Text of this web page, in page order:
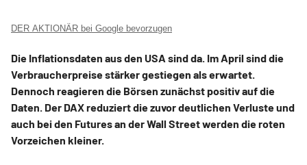
DER AKTIONÄR bei Google bevorzugen
Die Inflationsdaten aus den USA sind da. Im April sind die
Verbraucherpreise stärker gestiegen als erwartet.
Dennoch reagieren die Börsen zunächst positiv auf die
Daten. Der DAX reduziert die zuvor deutlichen Verluste und
auch bei den Futures an der Wall Street werden die roten
Vorzeichen kleiner.